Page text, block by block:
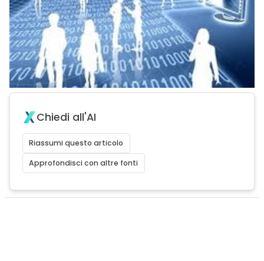
Chiedi all'AI
Riassumi questo articolo
Approfondisci con altre fonti